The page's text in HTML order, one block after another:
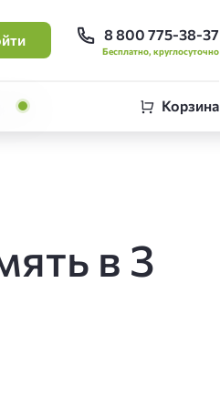
8 800 775-38-37
Бесплатно, круглосуточно
Корзина
в 3